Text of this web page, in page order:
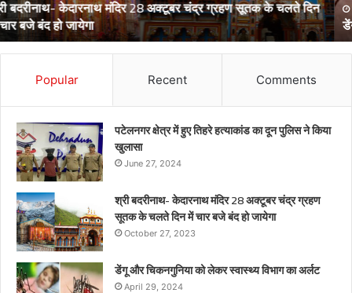
अर्लटApril 29, 2024
डेंगू और चिकनगुनिया को लेकर स्वास्थ्य विभाग का अर्लट
Popular Recent Comments
पटेलनगर क्षेत्र में हुए तिहरे हत्याकांड का दून पुलिस ने किया
खुलासा
June 27, 2024
श्री बदरीनाथ- केदारनाथ मंदिर 28 अक्टूबर चंद्र ग्रहण
सूतक के चलते दिन में चार बजे बंद हो जायेगा
October 27, 2023
डेंगू और चिकनगुनिया को लेकर स्वास्थ्य विभाग का अर्लट
April 29, 2024